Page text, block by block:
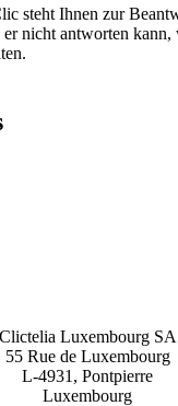
steht Ihnen zur
nicht antworten
Clictelia Luxembourg SA
55 Rue de Luxembourg
L-4931, Pontpierre
Luxembourg